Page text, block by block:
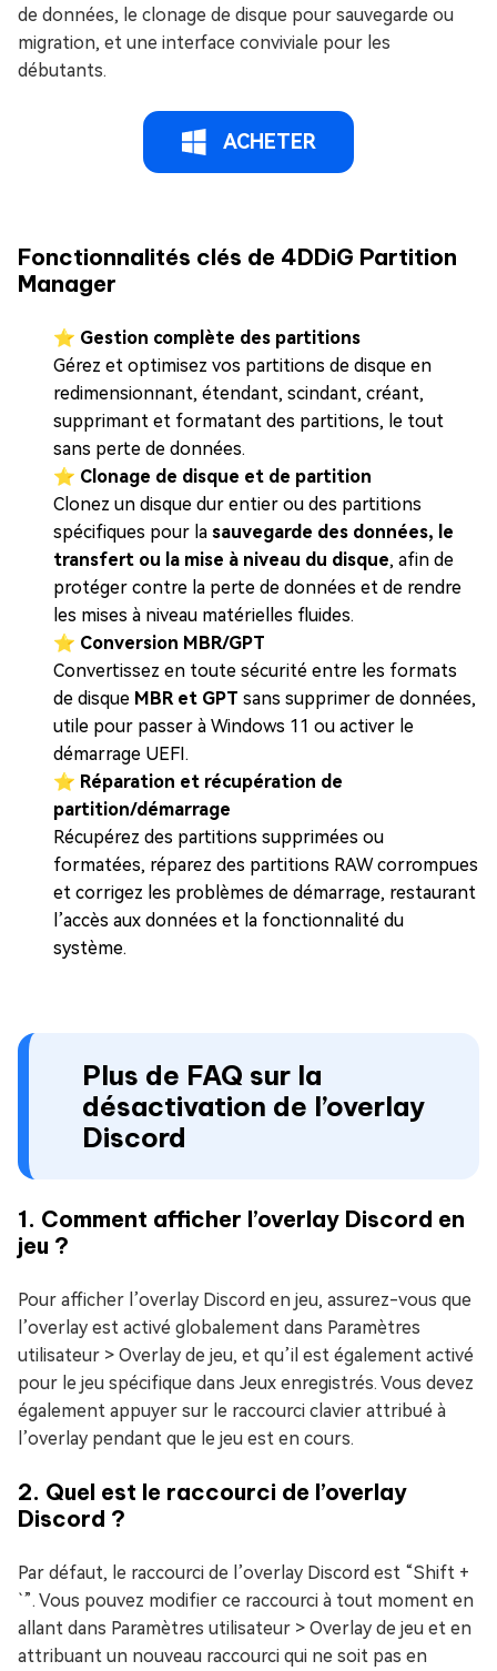
de données, le clonage de disque pour sauvegarde ou
migration, et une interface conviviale pour les
débutants.
ACHETER
Fonctionnalités clés de 4DDiG Partition
Manager
⭐ Gestion complète des partitions
Gérez et optimisez vos partitions de disque en
redimensionnant, étendant, scindant, créant,
supprimant et formatant des partitions, le tout
sans perte de données.
⭐ Clonage de disque et de partition
Clonez un disque dur entier ou des partitions
spécifiques pour la sauvegarde des données, le
transfert ou la mise à niveau du disque, afin de
protéger contre la perte de données et de rendre
les mises à niveau matérielles fluides.
⭐ Conversion MBR/GPT
Convertissez en toute sécurité entre les formats
de disque MBR et GPT sans supprimer de données,
utile pour passer à Windows 11 ou activer le
démarrage UEFI.
⭐ Réparation et récupération de
partition/démarrage
Récupérez des partitions supprimées ou
formatées, réparez des partitions RAW corrompues
et corrigez les problèmes de démarrage, restaurant
l’accès aux données et la fonctionnalité du
système.
Plus de FAQ sur la
désactivation de l’overlay
Discord
1. Comment afficher l’overlay Discord en
jeu ?
Pour afficher l’overlay Discord en jeu, assurez-vous que
l’overlay est activé globalement dans Paramètres
utilisateur > Overlay de jeu, et qu’il est également activé
pour le jeu spécifique dans Jeux enregistrés. Vous devez
également appuyer sur le raccourci clavier attribué à
l’overlay pendant que le jeu est en cours.
2. Quel est le raccourci de l’overlay
Discord ?
Par défaut, le raccourci de l’overlay Discord est “Shift +
`”. Vous pouvez modifier ce raccourci à tout moment en
allant dans Paramètres utilisateur > Overlay de jeu et en
attribuant un nouveau raccourci qui ne soit pas en